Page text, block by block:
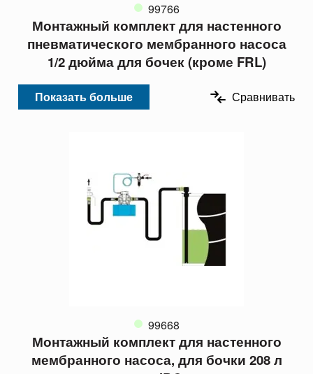
99766
Монтажный комплект для настенного
пневматического мембранного насоса
1/2 дюйма для бочек (кроме FRL)
Показать больше Сравнивать
99668
Монтажный комплект для настенного
мембранного насоса, для бочки 208 л